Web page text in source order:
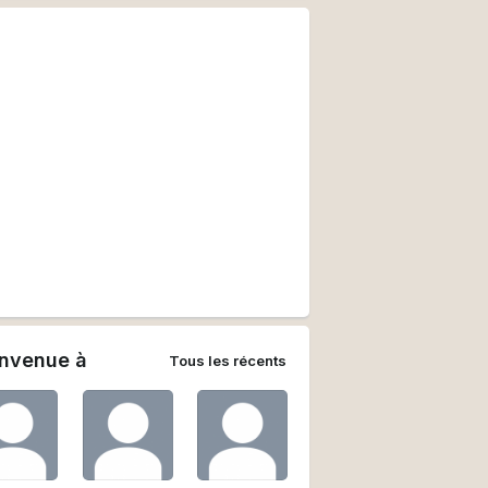
à Tous les récents